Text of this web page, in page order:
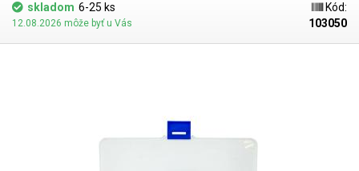
skladom 6-25 ks
12.08.2026 môže byť u Vás
Kód:
103050